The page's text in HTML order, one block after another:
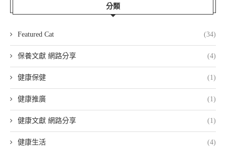
分類
Featured Cat (34)
保養文獻 網路分享 (4)
健康保健 (1)
健康推廣 (1)
健康文獻 網路分享 (1)
健康生活 (4)